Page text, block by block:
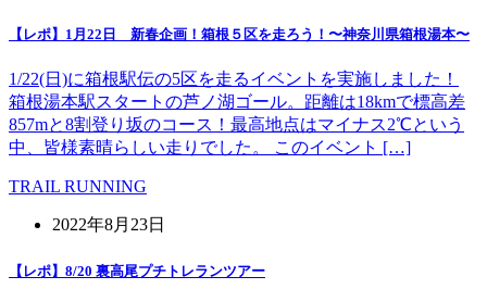
【レポ】1月22日 新春企画！箱根５区を走ろう！〜神奈川県箱根湯本〜
1/22(日)に箱根駅伝の5区を走るイベントを実施しました！
箱根湯本駅スタートの芦ノ湖ゴール。距離は18kmで標高差
857mと8割登り坂のコース！最高地点はマイナス2℃という
中、皆様素晴らしい走りでした。 このイベント […]
TRAIL RUNNING
2022年8月23日
【レポ】8/20 裏高尾プチトレランツアー